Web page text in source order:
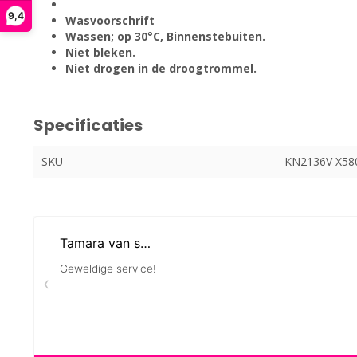
9,4
Wasvoorschrift
Wassen; op 30°C, Binnenstebuiten.
Niet bleken.
Niet drogen in de droogtrommel.
Specificaties
SKU KN2136V